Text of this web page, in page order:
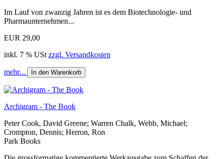
Im Lauf von zwanzig Jahren ist es dem Biotechnologie- und
Pharmaunternehmen...
EUR 29,00
inkl. 7 % USt zzgl. Versandkosten
mehr... In den Warenkorb
Archigram - The Book
Peter Cook, David Greene; Warren Chalk, Webb, Michael;
Crompton, Dennis; Herron, Ron
Park Books